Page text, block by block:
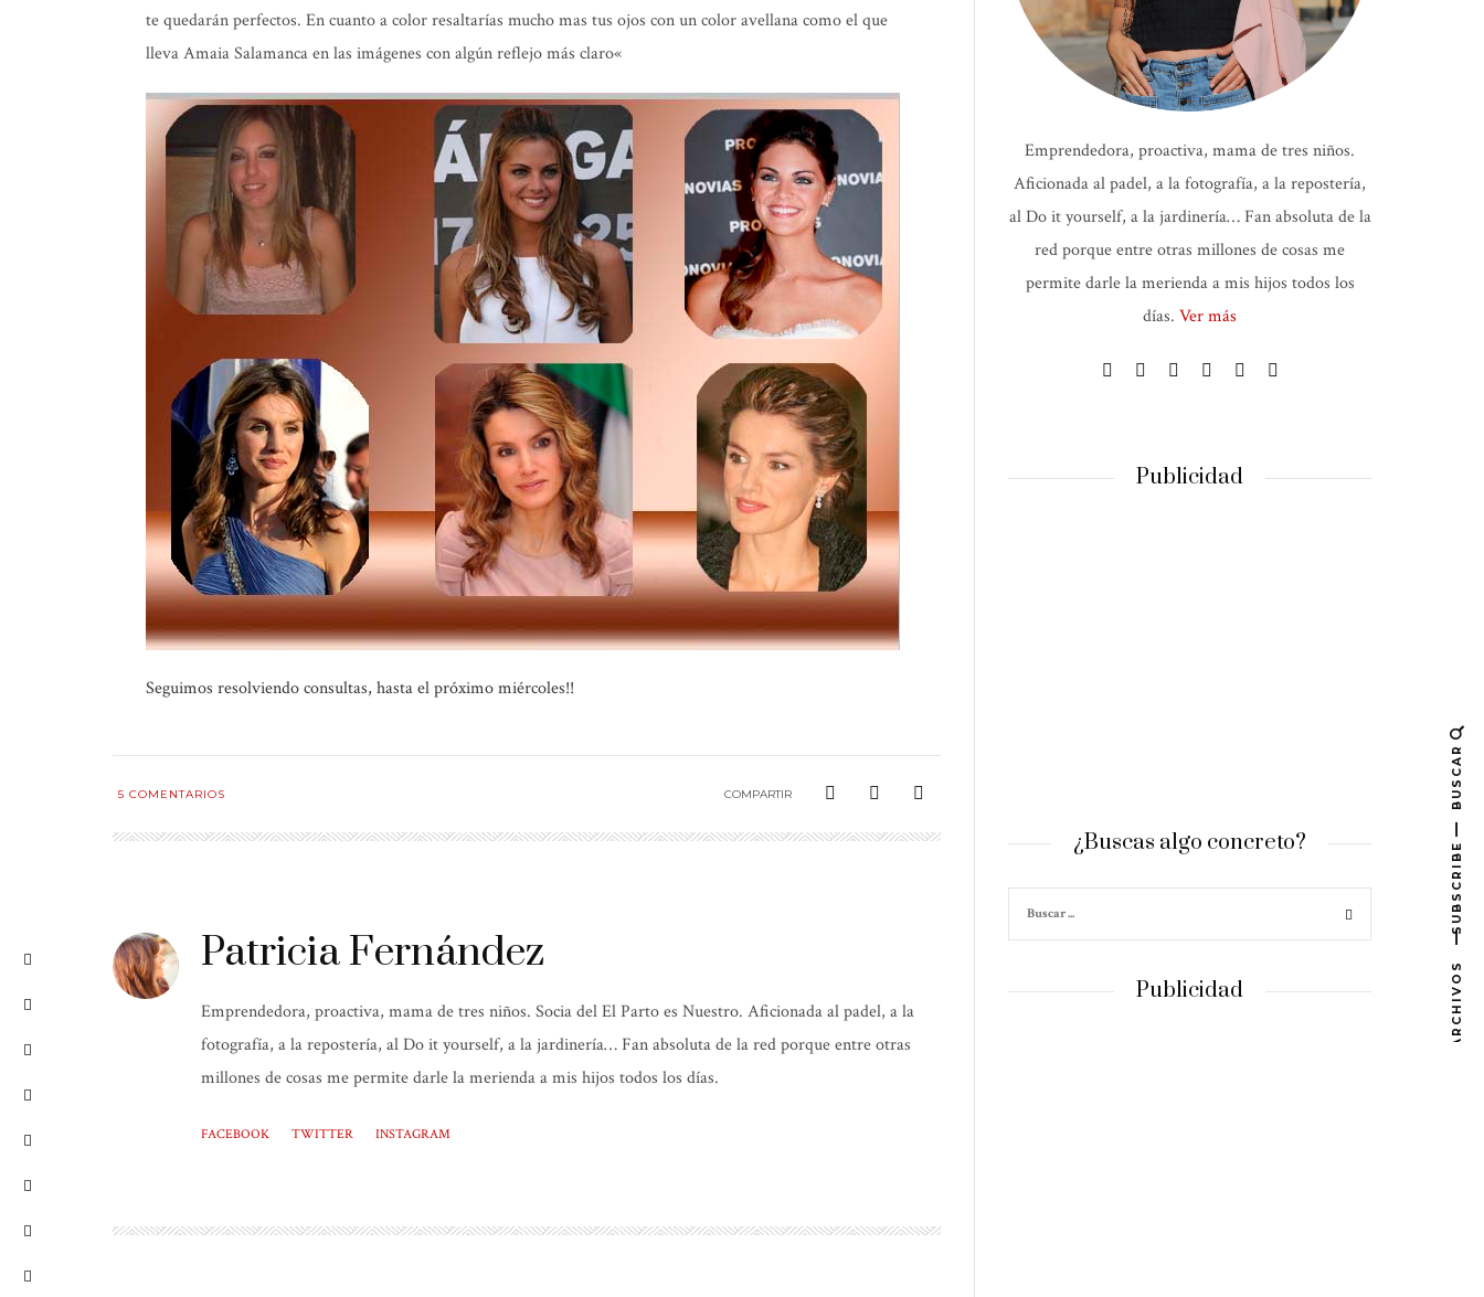
te quedarán perfectos. En cuanto acolorresaltarías mucho mas tus ojos con uncolor avellanacomo el que
lleva Amaia Salamanca en las imágenes con algún reflejo más claro«
Seguimos resolviendo consultas, hasta el próximo miércoles!!
5 COMENTARIOS COMPARTIR
Patricia Fernández
Emprendedora, proactiva, mama de tres niños. Socia del El Parto es Nuestro. Aficionada al padel, a la
fotografía, a la repostería, al Do it yourself, a la jardinería… Fan absoluta de la red porque entre otras
millones de cosas me permite darle la merienda a mis hijos todos los días.
FACEBOOK TWITTER INSTAGRAM
Emprendedora, proactiva, mama de tres niños.
Aficionada al padel, a la fotografía, a la repostería,
al Do it yourself, a la jardinería… Fan absoluta de la
red porque entre otras millones de cosas me
permite darle la merienda a mis hijos todos los
días. Ver más
Publicidad
¿Buscas algo concreto?
Publicidad
BUSCAR
SUBSCRIBE
ARCHIVOS